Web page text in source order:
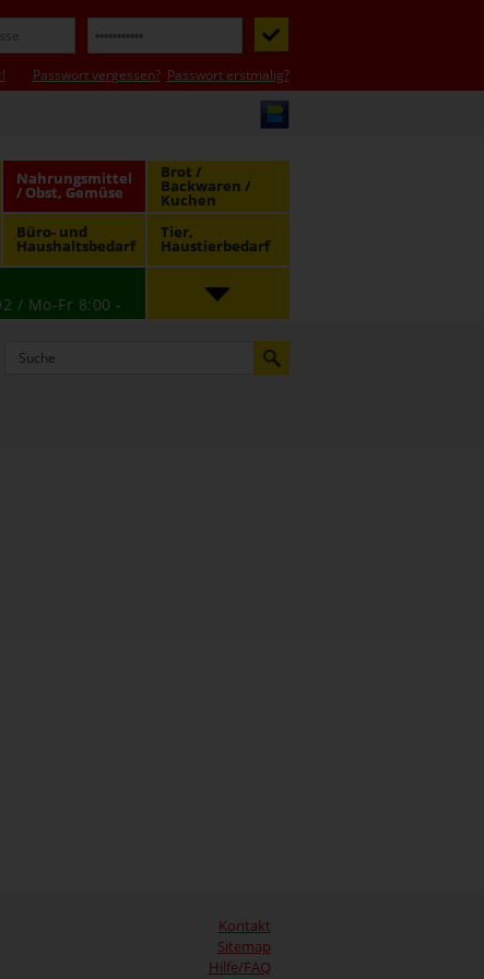
Passwort vergessen? Passwort erstmalig?
Nahrungsmittel
/ Obst, Gemüse
Brot /
Backwaren /
Kuchen
Büro- und
Haushaltsbedarf
Tier,
Haustierbedarf
/ Mo-Fr 8:00 -
Kontakt
Sitemap
Hilfe/FAQ